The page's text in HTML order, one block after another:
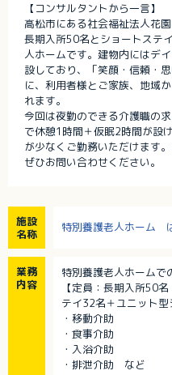
【コンサルタントから一言】
高松市にある社会福祉法人花
長期入所50名とショートステ
人ホームです。建物内にはデ
設しており、「笑顔・信頼・
に、利用者様とご家族、地域
れます。
今回は夜勤のできる介護職の
で休憩1時間＋仮眠2時間が設
が少なくご勤務いただけます
ぜひお問い合わせください。
施設
名称
特別養護老人ホーム
業務
内容
特別養護老人ホームで
【定員：長期入所50
テイ32名＋ユニット型
・移動介助
・食事介助
・入浴介助
・排泄介助 など